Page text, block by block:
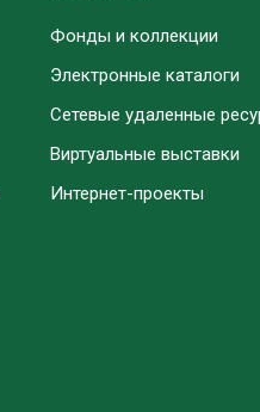
Фонды и коллекции
Электронные каталоги
Сетевые удаленные
Виртуальные выставки
Интернет-проекты